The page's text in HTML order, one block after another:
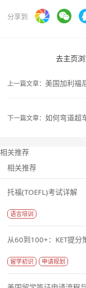
分享到
去主页
上一篇文章： 美国加利福
下一篇文章： 如何弯道超
相关推荐
相关推荐
托福(TOEFL)考试详解
语言培训
从60到100+：KET提分
留学初识 申请规划